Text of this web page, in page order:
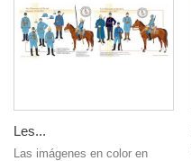
Les...
Las imágenes en color en